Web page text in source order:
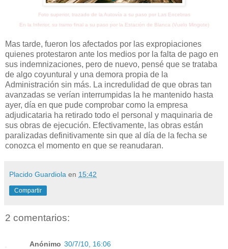
Foto superior, trazado de la Autovía a su paso por Las Encebras
En la Inferior, su tramo final a su paso por la Estación de Blanca (Vuelo Mingote)
Mas tarde, fueron los afectados por las expropiaciones
quienes protestaron ante los medios por la falta de pago en
sus indemnizaciones, pero de nuevo, pensé que se trataba
de algo coyuntural y una demora propia de la
Administración sin más. La incredulidad de que obras tan
avanzadas se verían interrumpidas la he mantenido hasta
ayer, día en que pude comprobar como la empresa
adjudicataria ha retirado todo el personal y maquinaria de
sus obras de ejecución. Efectivamente, las obras están
paralizadas definitivamente sin que al día de la fecha se
conozca el momento en que se reanudaran.
Placido Guardiola en 15:42
Compartir
2 comentarios:
Anónimo 30/7/10, 16:06